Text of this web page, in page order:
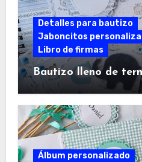
Detalles para bautizo
Jaboncitos
Libro de firmas
Bautizo lleno de
Álbum personalizado